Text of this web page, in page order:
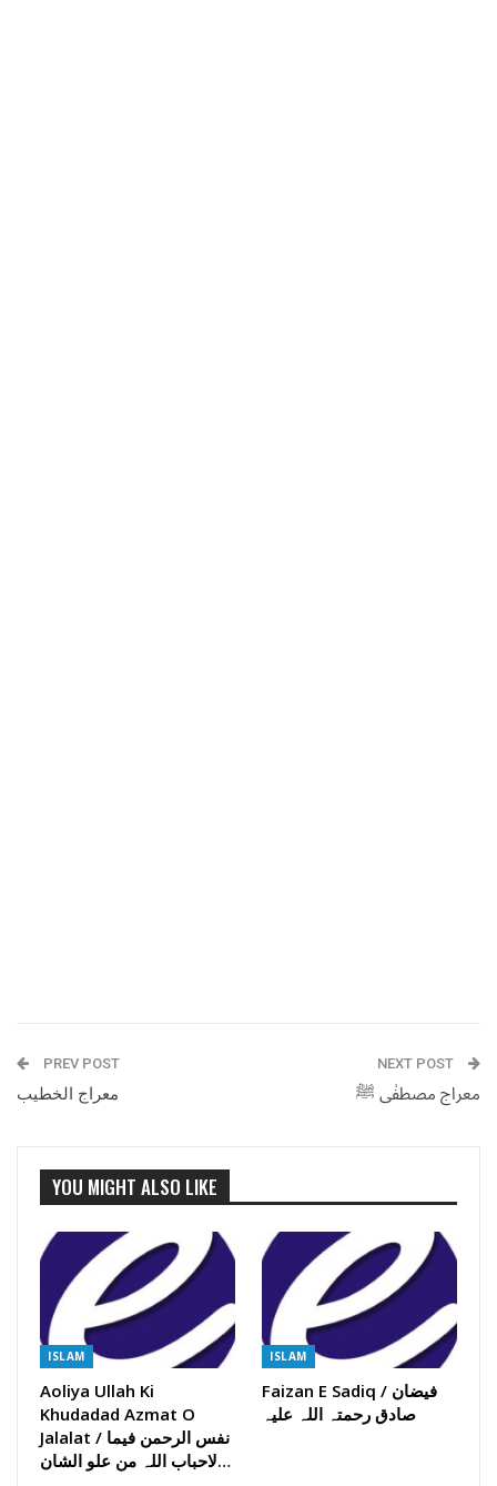
PREV POST
معراج الخطیب
NEXT POST
معراج مصطفٰی ﷺ
YOU MIGHT ALSO LIKE
ISLAM
Aoliya Ullah Ki
Khudadad Azmat O
Jalalat / نفس الرحمن فیما
لاحباب اللہ من علو الشان…
ISLAM
Faizan E Sadiq / فیضان
صادق رحمتہ اللہ علیہ